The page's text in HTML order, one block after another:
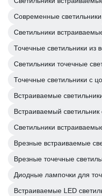
Современные светильники
Точечные светильники из
Светильники точечные
Точечные светильники с
Встраиваемые
Встраиваемый светильник
Светильники
Врезные встраиваемые
Врезные точечные
Диодные лампочки для
Встраиваемые LED